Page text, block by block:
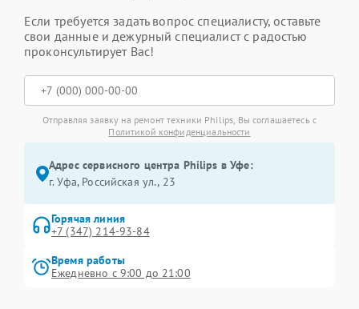
Если требуется задать вопрос специалисту, оставьте
свои данные и дежурный специалист с радостью
проконсультирует Вас!
Отправляя заявку на ремонт техники Philips, Вы соглашаетесь с
Политикой конфиденциальности
Адрес сервисного центра Philips в Уфе:
г. Уфа, Российская ул., 23
Горячая линия
+7 (347) 214-93-84
Время работы
Ежедневно с 9:00 до 21:00